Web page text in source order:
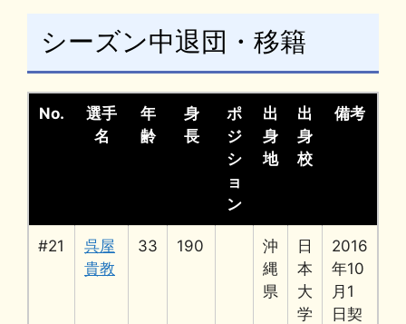
シーズン中退団・移籍
No.
選手
名
年
齢
身
長
ポ
ジ
シ
ョ
ン
出
身
地
出
身
校
備考
#21
呉屋
貴教
33 190
沖
縄
県
日
本
大
学
2016
年10
月1
日契